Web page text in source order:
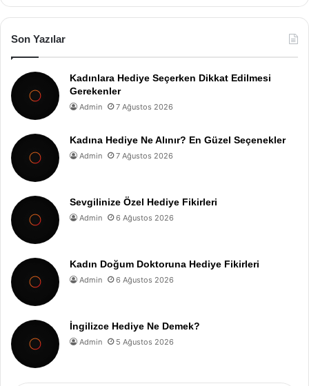
Son Yazılar
Kadınlara Hediye Seçerken Dikkat Edilmesi
Gerekenler
Admin 7 Ağustos 2026
Kadına Hediye Ne Alınır? En Güzel Seçenekler
Admin 7 Ağustos 2026
Sevgilinize Özel Hediye Fikirleri
Admin 6 Ağustos 2026
Kadın Doğum Doktoruna Hediye Fikirleri
Admin 6 Ağustos 2026
İngilizce Hediye Ne Demek?
Admin 5 Ağustos 2026